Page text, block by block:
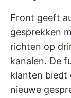
Front geeft
gesprekken
richten op
kanalen. De
klanten biedt
nieuwe